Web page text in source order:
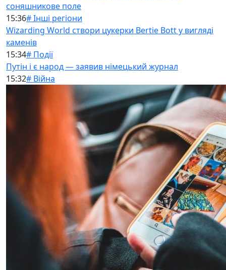
соняшникове поле
15:36# Інші регіони
Wizarding World створи цукерки Bertie Bott у вигляді
каменів
15:34# Події
Путін і є народ — заявив німецький журнал
15:32# Війна